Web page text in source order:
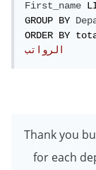
First_name
GROUP BY
ORDER BY
الرواتب
Thank you
for each